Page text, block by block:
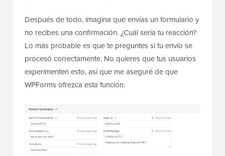
Después de todo, imagina que envías un formulario y
no recibes una confirmación. ¿Cuál sería tu reacción?
Lo más probable es que te preguntes si tu envío se
procesó correctamente. No quieres que tus usuarios
experimenten esto, así que me aseguré de que
WPForms ofrezca esta función.